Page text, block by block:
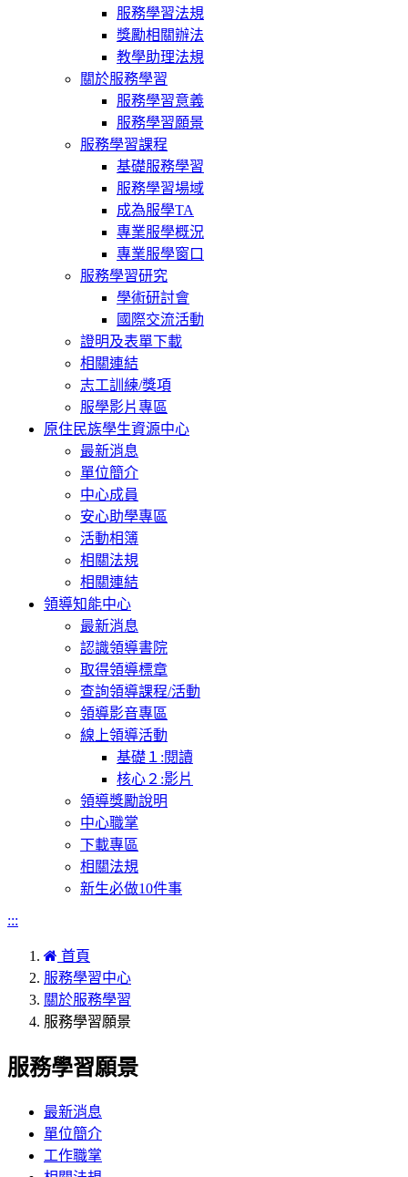
服務學習法規
獎勵相關辦法
教學助理法規
關於服務學習
服務學習意義
服務學習願景
服務學習課程
基礎服務學習
服務學習場域
成為服學TA
專業服學概況
專業服學窗口
服務學習研究
學術研討會
國際交流活動
證明及表單下載
相關連結
志工訓練/獎項
服學影片專區
原住民族學生資源中心
最新消息
單位簡介
中心成員
安心助學專區
活動相簿
相關法規
相關連結
領導知能中心
最新消息
認識領導書院
取得領導標章
查詢領導課程/活動
領導影音專區
線上領導活動
基礎１:閱讀
核心２:影片
領導獎勵說明
中心職掌
下載專區
相關法規
新生必做10件事
:::
首頁
服務學習中心
關於服務學習
服務學習願景
服務學習願景
最新消息
單位簡介
工作職掌